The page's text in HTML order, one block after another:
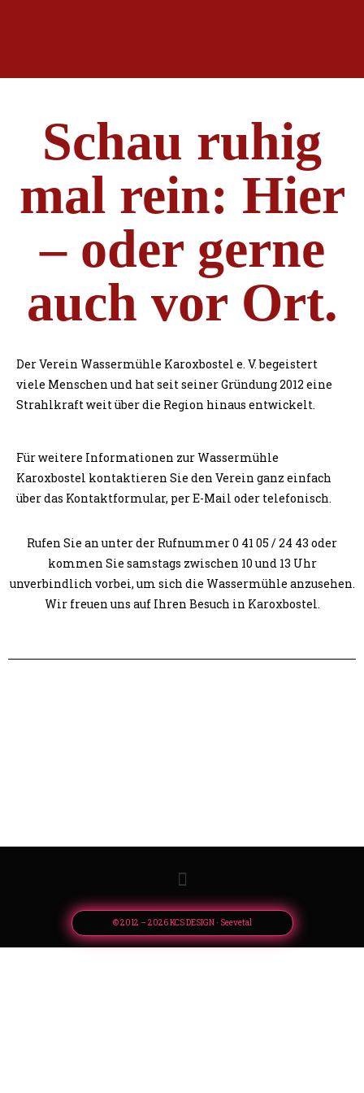
Schau ruhig
mal rein: Hier
– oder gerne
auch vor Ort.
Der Verein Wassermühle Karoxbostel e. V. begeistert
viele Menschen und hat seit seiner Gründung 2012 eine
Strahlkraft weit über die Region hinaus entwickelt.
Für weitere Informationen zur Wassermühle
Karoxbostel kontaktieren Sie den Verein ganz einfach
über das Kontaktformular, per E-Mail oder telefonisch.
Rufen Sie an unter der Rufnummer 0 41 05 / 24 43 oder
kommen Sie samstags zwischen 10 und 13 Uhr
unverbindlich vorbei, um sich die Wassermühle anzusehen.
Wir freuen uns auf Ihren Besuch in Karoxbostel.
© 2012 – 2026 KCS DESIGN · Seevetal